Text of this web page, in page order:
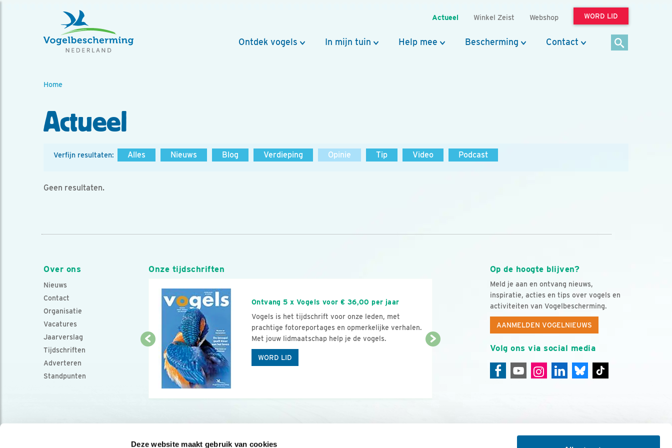
Deze website maakt gebruik van cookies
Actueel Winkel Zeist Webshop WORD LID
Ontdek vogels In mijn tuin Help mee Bescherming Contact
Home
Actueel
Verfijn resultaten: Alles Nieuws Blog Verdieping Opinie Tip Video Podcast
Geen resultaten.
Over ons
Nieuws
Contact
Organisatie
Vacatures
Jaarverslag
Tijdschriften
Adverteren
Standpunten
Op de hoogte blijven?
Meld je aan en ontvang nieuws,
inspiratie, acties en tips over vogels en
activiteiten van Vogelbescherming.
AANMELDEN VOGELNIEUWS
Volg ons via social media
Onze tijdschriften
Ontvang 5 x Vogels voor € 36,00 per jaar
Vogels is het tijdschrift voor onze leden, met
prachtige fotoreportages en opmerkelijke verhalen.
Met jouw lidmaatschap help je de vogels.
WORD LID